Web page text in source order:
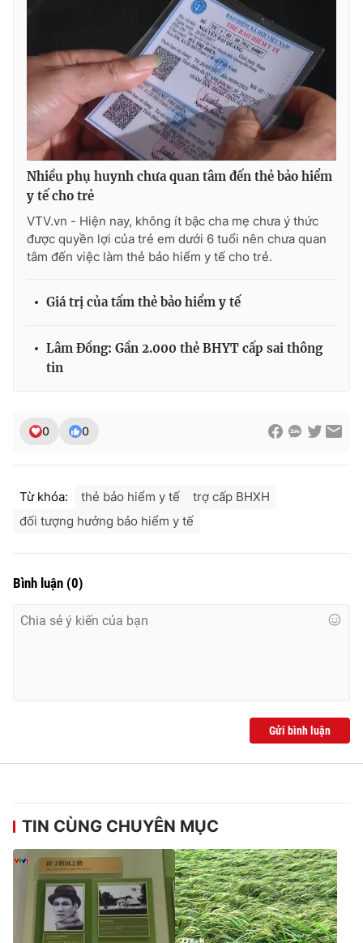
024.66 897 897
Liên hệ quảng cáo:024-7300.7108
thuận bằng văn bản. Ghi rõ nguồn VTV.vn khi phát hành lại
Nhiều phụ huynh chưa quan tâm đến thẻ bảo hiểm
y tế cho trẻ
VTV.vn - Hiện nay, không ít bậc cha mẹ chưa ý thức
được quyền lợi của trẻ em dưới 6 tuổi nên chưa quan
tâm đến việc làm thẻ bảo hiểm y tế cho trẻ.
Giá trị của tấm thẻ bảo hiểm y tế
Lâm Đồng: Gần 2.000 thẻ BHYT cấp sai thông
tin
0 0
Từ khóa: thẻ bảo hiểm y tế
trợ cấp BHXH
đối tượng hưởng bảo hiểm y tế
Bình luận (0)
Gửi bình luận
TIN CÙNG CHUYÊN MỤC